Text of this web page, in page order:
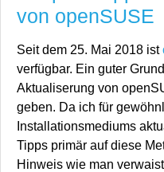
von openSUSE
Seit dem 25. Mai 2018 ist
verfügbar. Ein guter
Aktualiserung von
geben. Da ich für
Installationsmediums
Tipps primär auf diese
Hinweis wie man